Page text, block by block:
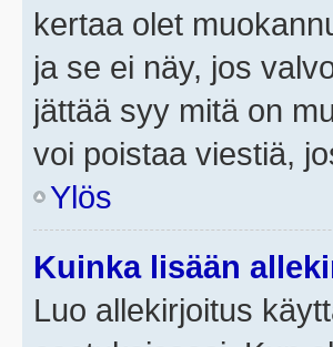
kertaa olet
ja se ei näy, jos
jättää syy mitä on
voi poistaa viestiä,
Ylös
Kuinka lisään
Luo allekirjoitus